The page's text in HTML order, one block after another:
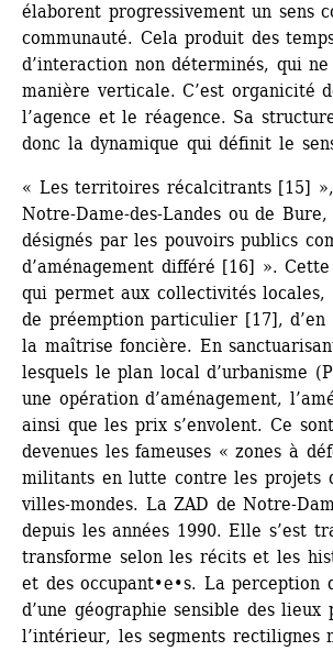
élaborent progressivement un sens
communauté. Cela produit des
d’interaction non déterminés, qui
manière verticale. C’est organicité
l’agence et le réagence. Sa
donc la dynamique qui définit le
« Les territoires récalcitrants [15]
Notre-Dame-des-Landes ou de
désignés par les pouvoirs publics
d’aménagement différé [16] ».
qui permet aux collectivités locales,
de préemption particulier [17], d’en
la maîtrise foncière. En
lesquels le plan local d’urbanisme
une opération d’aménagement,
ainsi que les prix s’envolent. Ce
devenues les fameuses « zones à
militants en lutte contre les projets
villes-mondes. La ZAD de Notre-
depuis les années 1990. Elle s’est
transforme selon les récits et les
et des occupant•e•s. La
d’une géographie sensible des lieux
l’intérieur, les segments rectilignes